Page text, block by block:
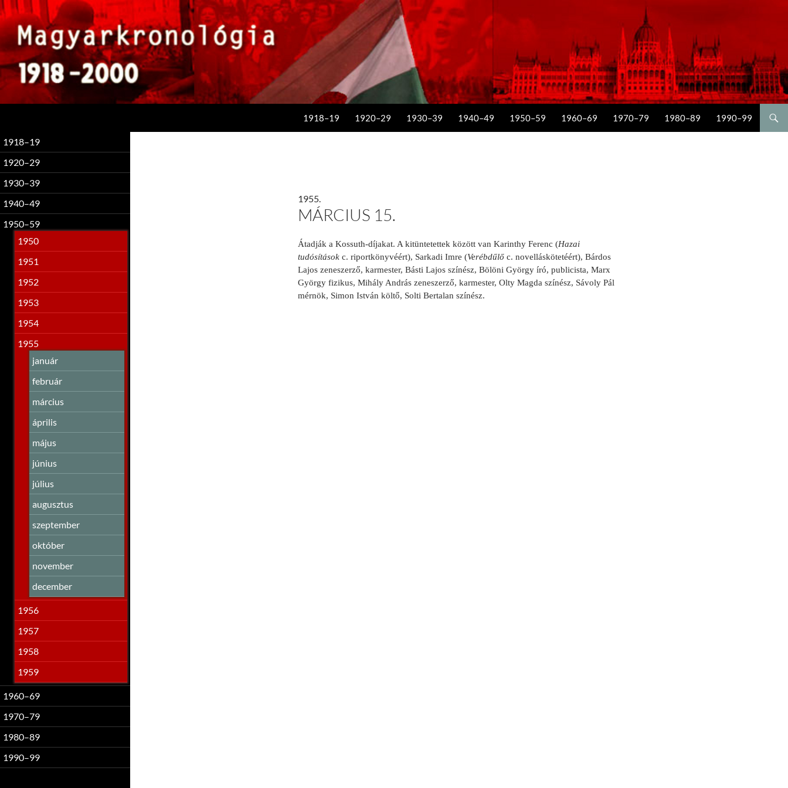
1918–19 1920–29 1930–39 1940–49 1950–59 1960–69 1970–79 1980–89 1990–99
1955.
MÁRCIUS 15.
Átadják a Kossuth-díjakat. A kitüntetettek között van Karinthy Ferenc (Hazai
tudósítások c. riportkönyvéért), Sarkadi Imre (Verébdűlő c. novelláskötetéért), Bárdos
Lajos zeneszerző, karmester, Básti Lajos színész, Bölöni György író, publicista, Marx
György fizikus, Mihály András zeneszerző, karmester, Olty Magda színész, Sávoly Pál
mérnök, Simon István költő, Solti Bertalan színész.
1918–19
1920–29
1930–39
1940–49
1950–59
1950
1951
1952
1953
1954
1955
január
február
március
április
május
június
július
augusztus
szeptember
október
november
december
1956
1957
1958
1959
1960–69
1970–79
1980–89
1990–99